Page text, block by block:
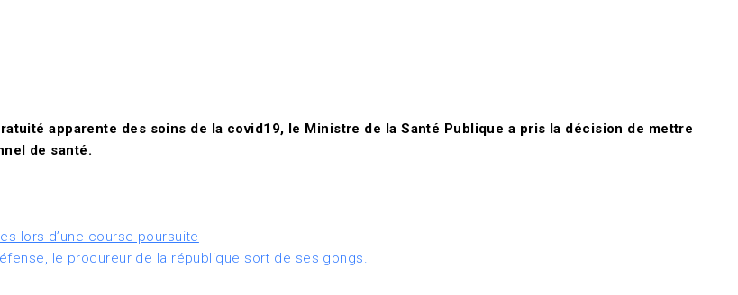
apparente des soins de la covid19, le Ministre de la Santé Publique a pris la décision de mettre
de santé.
lors d’une course-poursuite
le procureur de la république sort de ses gongs.